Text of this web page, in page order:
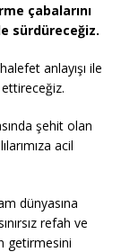
çabalarını
sürdüreceğiz.
anlayışı ile
şehit olan
acil
dünyasına
refah ve
getirmesini